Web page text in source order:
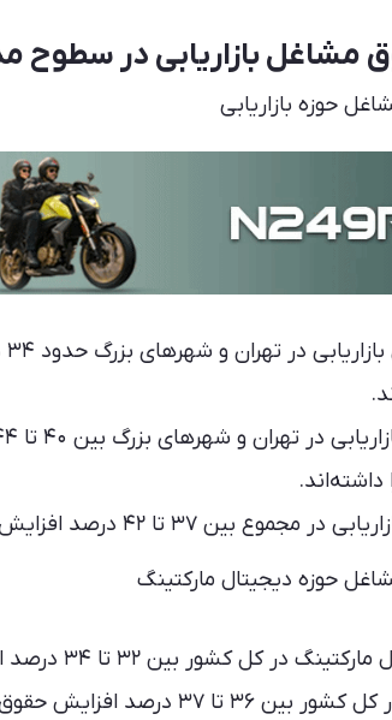
مشاغل بازاریابی در سطوح
حوزه بازاریابی
تا ۴۲ درصد افزایش حقوق درخواستی داشته‌اند.
حوزه دیجیتال مارکتینگ
۳۲ تا ۳۴ درصد افزایش حقوق درخواستی را مطالبه کرد‌ه‌اند.
حقوق درخواستی را داشته‌اند.